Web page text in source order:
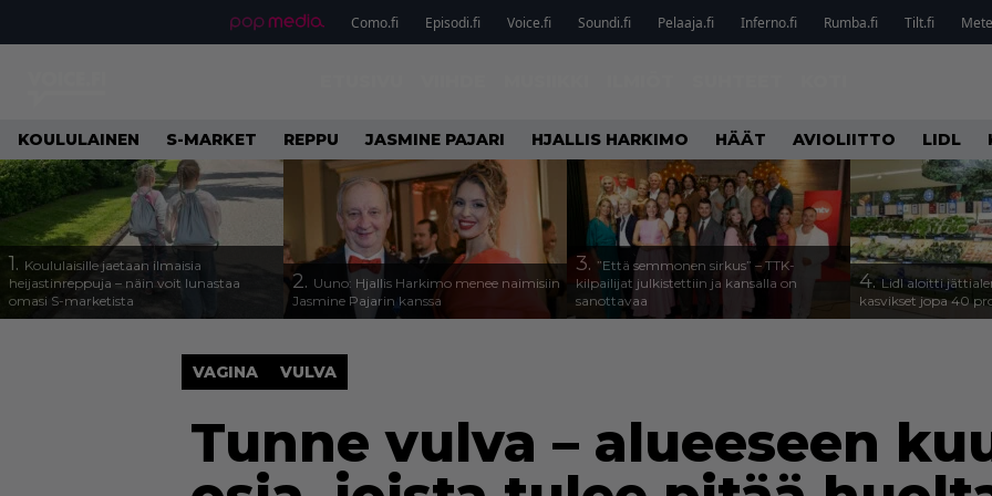
Como.fi Episodi.fi Voice.fi Soundi.fi Pelaaja.fi Inferno.fi Rumba.fi Tilt.fi
KOULULAINEN S-MARKET REPPU JASMINE PAJARI HJALLIS HARKIMO HÄÄT AVIOLIITTO LIDL
1. Koululaisille jaetaan ilmaisia
heijastinreppuja – näin voit lunastaa
omasi S-marketista
2. Uuno: Hjallis Harkimo menee naimisiin
Jasmine Pajarin kanssa
3. ”Että semmonen sirkus” – TTK-
kilpailijat julkistettiin ja kansalla on
sanottavaa
4. Lidl aloitti
kasvikset jopa 40
VAGINA VULVA
Tunne vulva – alueeseen